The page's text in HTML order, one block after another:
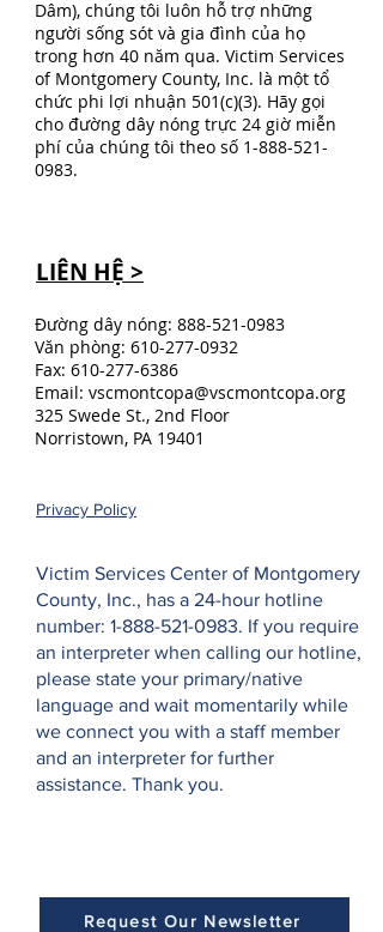
Dâm), chúng tôi luôn hỗ trợ những
người sống sót và gia đình của họ
trong hơn 40 năm qua. Victim Services
of Montgomery County, Inc. là một tổ
chức phi lợi nhuận 501(c)(3). Hãy gọi
cho đường dây nóng trực 24 giờ miễn
phí của chúng tôi theo số 1-888-521-
0983.
LIÊN HỆ >
Đường dây nóng: 888-521-0983
Văn phòng: 610-277-0932
Fax: 610-277-6386
Email: vscmontcopa@vscmontcopa.org
325 Swede St., 2nd Floor
Norristown, PA 19401
Privacy Policy
Victim Services Center of Montgomery
County, Inc., has a 24-hour hotline
number: 1-888-521-0983. If you require
an interpreter when calling our hotline,
please state your primary/native
language and wait momentarily while
we connect you with a staff member
and an interpreter for further
assistance. Thank you.
Request Our Newsletter